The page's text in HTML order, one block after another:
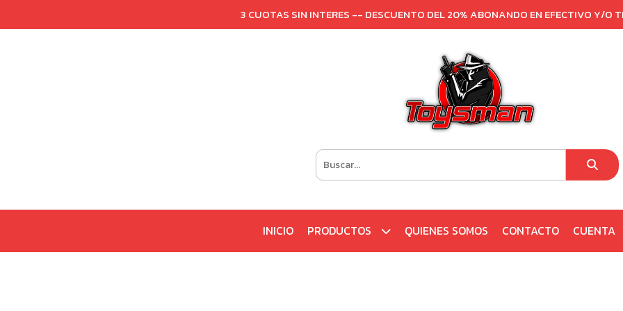
3 CUOTAS SIN INTERES -- DESCUENTO DEL 20% ABONANDO EN EFECTIVO Y/O
INICIO PRODUCTOS QUIENES SOMOS CONTACTO CUENTA